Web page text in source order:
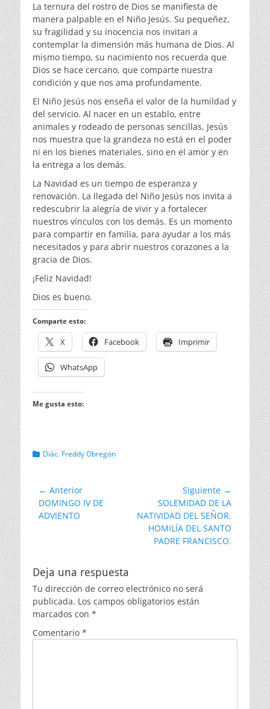
La ternura del rostro de Dios se manifiesta de
manera palpable en el Niño Jesús. Su pequeñez,
su fragilidad y su inocencia nos invitan a
contemplar la dimensión más humana de Dios. Al
mismo tiempo, su nacimiento nos recuerda que
Dios se hace cercano, que comparte nuestra
condición y que nos ama profundamente.
El Niño Jesús nos enseña el valor de la humildad y
del servicio. Al nacer en un establo, entre
animales y rodeado de personas sencillas, Jesús
nos muestra que la grandeza no está en el poder
ni en los bienes materiales, sino en el amor y en
la entrega a los demás.
La Navidad es un tiempo de esperanza y
renovación. La llegada del Niño Jesús nos invita a
redescubrir la alegría de vivir y a fortalecer
nuestros vínculos con los demás. Es un momento
para compartir en familia, para ayudar a los más
necesitados y para abrir nuestros corazones a la
gracia de Dios.
¡Feliz Navidad!
Dios es bueno.
Comparte esto:
X Facebook Imprimir
WhatsApp
Me gusta esto:
Categorias
Diác. Freddy Obregón
Navegación
de
entradas
← Anterior
Entrada
anterior:
DOMINGO IV DE
ADVIENTO
Siguiente →
Entrada
siguiente:
SOLEMIDAD DE LA
NATIVIDAD DEL SEÑOR.
HOMILÍA DEL SANTO
PADRE FRANCISCO.
Deja una respuesta
Tu dirección de correo electrónico no será
publicada. Los campos obligatorios están
marcados con *
Comentario *